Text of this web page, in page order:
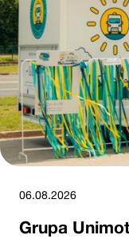
06.08.2026
Grupa